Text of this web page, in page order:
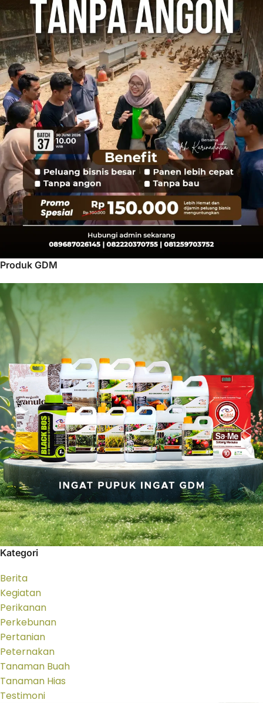
Produk GDM
Kategori
Berita
Kegiatan
Perikanan
Perkebunan
Pertanian
Peternakan
Tanaman Buah
Tanaman Hias
Testimoni